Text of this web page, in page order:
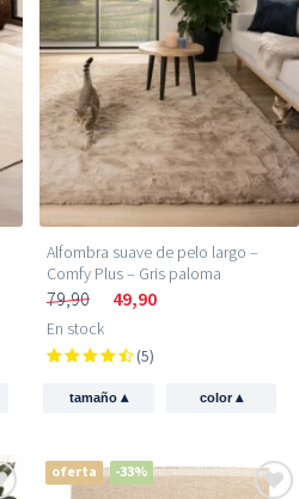
Alfombra suave de pelo largo –
Comfy Plus – Gris paloma
79,90 49,90
En stock
(5)
tamaño ▴ color▴
oferta -33%